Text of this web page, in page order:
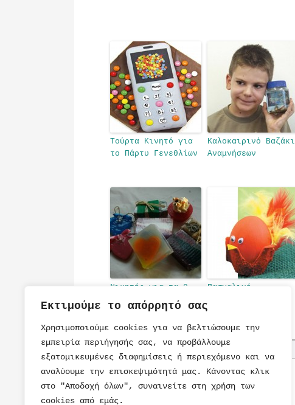
Εκτιμούμε το απόρρητό σας
Χρησιμοποιούμε cookies για να βελτιώσουμε την
εμπειρία περιήγησής σας, να προβάλλουμε
εξατομικευμένες διαφημίσεις ή περιεχόμενο και να
αναλύουμε την επισκεψιμότητά μας. Κάνοντας κλικ
στο "Αποδοχή όλων", συναινείτε στη χρήση των
cookies από εμάς.
Τούρτα Κινητό για
το Πάρτυ Γενεθλίων
Καλοκαιρινό Βαζάκι
Αναμνήσεων
Νικητής για τα 8
Αρωματικα
Σαπουνάκια Αξίας
30 ευρώ
Πασχαλινή
Κοτοπουλάκι Αυγό